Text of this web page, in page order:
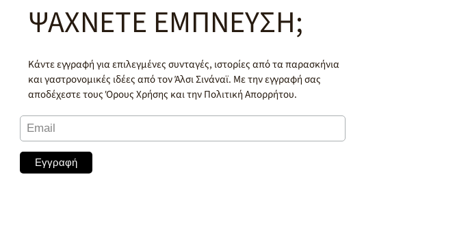
ΨΑΧΝΕΤΕ ΕΜΠΝΕΥΣΗ;
Κάντε εγγραφή για επιλεγμένες συνταγές, ιστορίες από τα παρασκήνια
και γαστρονομικές ιδέες από τον Άλσι Σινάναϊ. Με την εγγραφή σας
αποδέχεστε τους Όρους Χρήσης και την Πολιτική Απορρήτου.